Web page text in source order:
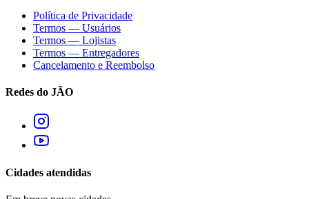
Política de Privacidade
Termos — Usuários
Termos — Lojistas
Termos — Entregadores
Cancelamento e Reembolso
Redes do JÃO
Cidades atendidas